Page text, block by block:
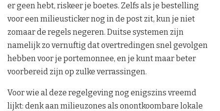
er geen hebt, riskeer je boetes. Zelfs als je bestelling
voor een milieusticker nog in de post zit, kun je niet
zomaar de regels negeren. Duitse systemen zijn
namelijk zo vernuftig dat overtredingen snel gevolgen
hebben voor je portemonnee, en je kunt maar beter
voorbereid zijn op zulke verrassingen.
Voor wie al deze regelgeving nog enigszins vreemd
lijkt: denk aan milieuzones als onontkoombare lokale